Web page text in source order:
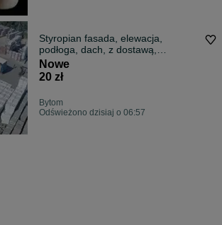
Styropian fasada, elewacja,
podłoga, dach, z dostawą,
steropian, EPS
Nowe
20 zł
Bytom
Odświeżono dzisiaj o 06:57